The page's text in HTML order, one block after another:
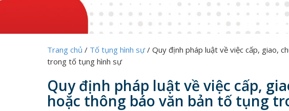
Trang chủ / Tố tụng hình sự/ Quy định pháp luật về việc cấp, giao,
trong tố tụng hình sự
Quy định pháp luật về việc cấp,
hoặc thông báo văn bản tố tụng